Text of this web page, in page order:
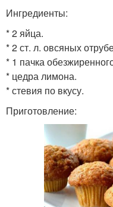
Ингредиенты:
* 2 яйца.
* 2 ст. л. овсяных
* 1 пачка
* цедра лимона.
* стевия по вкусу.
Приготовление: